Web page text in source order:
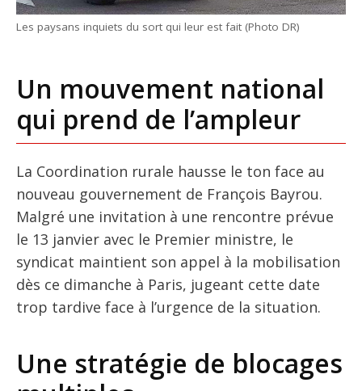
Les paysans inquiets du sort qui leur est fait (Photo DR)
Un mouvement national
qui prend de l’ampleur
La Coordination rurale hausse le ton face au
nouveau gouvernement de François Bayrou.
Malgré une invitation à une rencontre prévue
le 13 janvier avec le Premier ministre, le
syndicat maintient son appel à la mobilisation
dès ce dimanche à Paris, jugeant cette date
trop tardive face à l’urgence de la situation.
Une stratégie de blocages